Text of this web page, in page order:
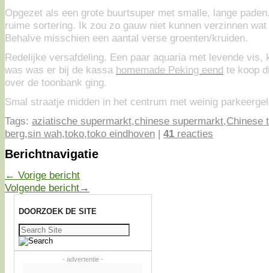
Opgezet als een grote buurtsuper met smalle, lange
ruime sortering. Ik zou zo gauw niet kunnen verzinnen
Behalve misschien een aantal verse groenten/kruiden.
Redelijke versafdeling. Een paar aquaria met levende vis,
was was er bij de kassa homemade Peking eend te koop
over de toonbank ging.
Smal straatje midden in het centrum met weinig
Tags: aziatische supermarkt,chinese supermarkt,Chinese
berg,sin wah,toko,toko eindhoven | 41 reacties
Berichtnavigatie
← Vorige bericht
Volgende bericht→
DOORZOEK DE SITE
Zoeken
naar:
- advertentie -